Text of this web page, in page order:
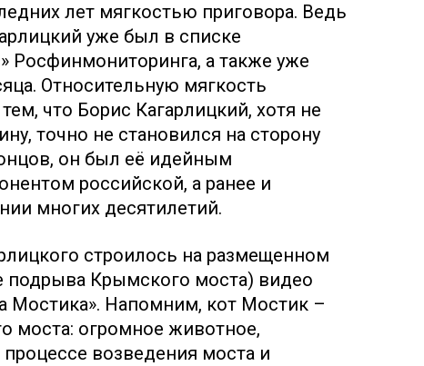
лет мягкостью приговора. Ведь
уже был в списке
Росфинмониторинга, а также уже
Относительную мягкость
что Борис Кагарлицкий, хотя не
точно не становился на сторону
он был её идейным
российской, а ранее и
многих десятилетий.
строилось на размещенном
подрыва Крымского моста) видео
Мостика». Напомним, кот Мостик –
моста: огромное животное,
возведения моста и